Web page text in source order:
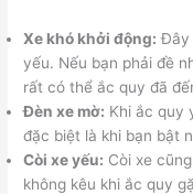
Xe khó khởi động: Đây
yếu. Nếu bạn phải đề
rất có thể ắc quy đã
Đèn xe mờ: Khi ắc quy
đặc biệt là khi bạn bật
Còi xe yếu: Còi xe
không kêu khi ắc quy